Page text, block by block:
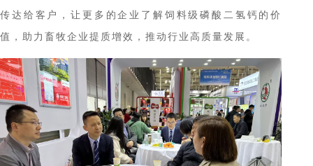
传达给客户，让更多 的企业 了解 饲料级磷酸二氢钙 的价
值，助力畜牧企业提质增效，推动行业高质量发展。